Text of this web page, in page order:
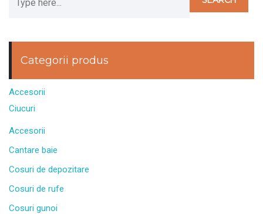
Categorii produs
Accesorii
Ciucuri
Accesorii
Cantare baie
Cosuri de depozitare
Cosuri de rufe
Cosuri gunoi